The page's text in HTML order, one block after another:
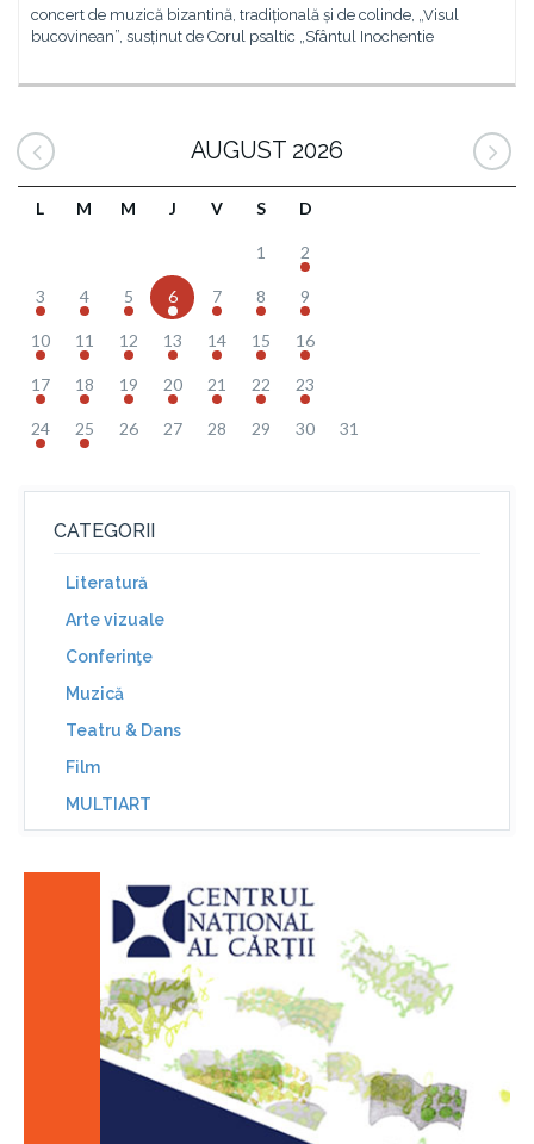
concert de muzică bizantină, tradițională și de colinde, „Visul
bucovinean”, susținut de Corul psaltic „Sfântul Inochentie
AUGUST 2026
L M M J V S D
1 2
3 4 5 6 7 8 9
10 11 12 13 14 15 16
17 18 19 20 21 22 23
24 25 26 27 28 29 30 31
CATEGORII
Literatură
Arte vizuale
Conferinţe
Muzică
Teatru & Dans
Film
MULTIART